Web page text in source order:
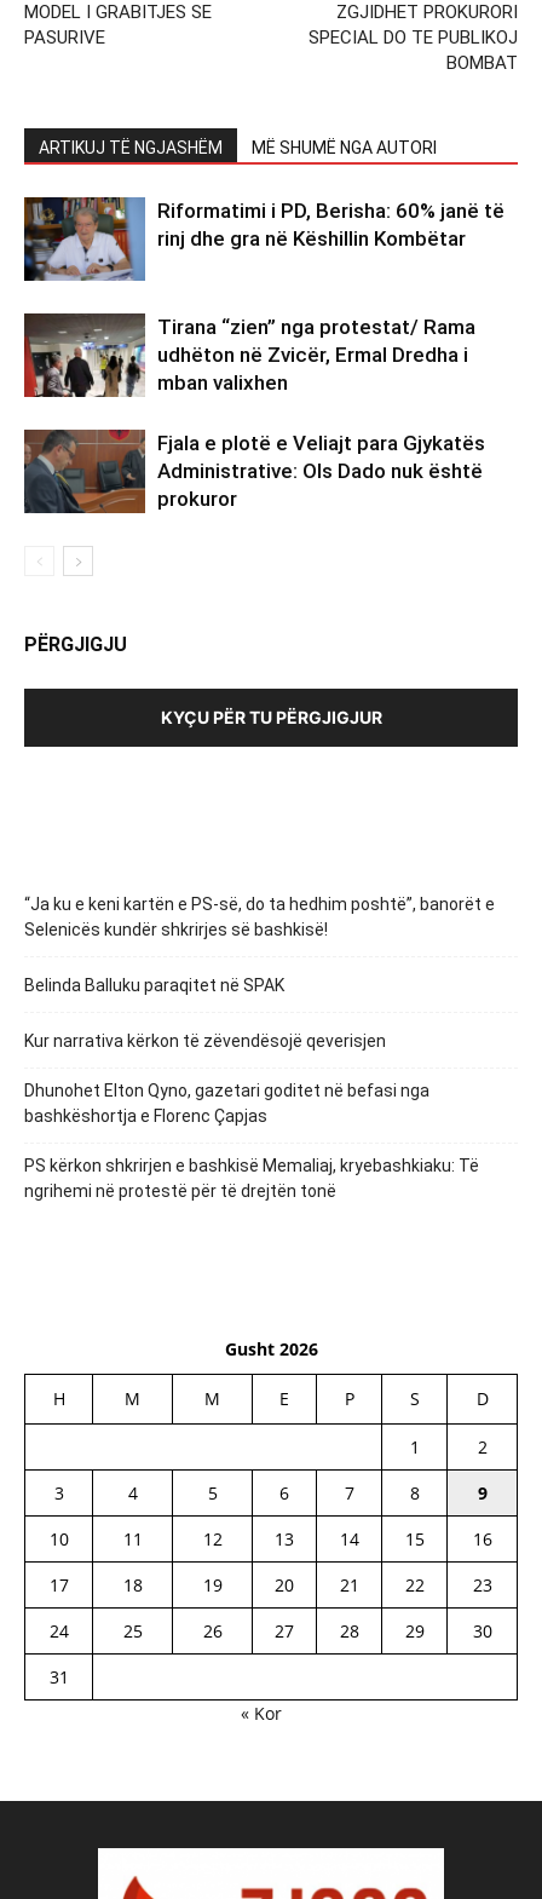
MODEL I GRABITJES SE
PASURIVE
ZGJIDHET PROKURORI
SPECIAL DO TE PUBLIKOJ
BOMBAT
ARTIKUJ TË NGJASHËM MË SHUMË NGA AUTORI
Riformatimi i PD, Berisha: 60% janë të
rinj dhe gra në Këshillin Kombëtar
Tirana “zien” nga protestat/ Rama
udhëton në Zvicër, Ermal Dredha i
mban valixhen
Fjala e plotë e Veliajt para Gjykatës
Administrative: Ols Dado nuk është
prokuror
PËRGJIGJU
KYÇU PËR TU PËRGJIGJUR
“Ja ku e keni kartën e PS-së, do ta hedhim poshtë”, banorët e
Selenicës kundër shkrirjes së bashkisë!
Belinda Balluku paraqitet në SPAK
Kur narrativa kërkon të zëvendësojë qeverisjen
Dhunohet Elton Qyno, gazetari goditet në befasi nga
bashkëshortja e Florenc Çapjas
PS kërkon shkrirjen e bashkisë Memaliaj, kryebashkiaku: Të
ngrihemi në protestë për të drejtën tonë
Gusht 2026
H M M E P S D
1
2
3
4 5 6 7 8
9
10
11 12 13 14 15
16
17
18 19 20 21 22
23
24
25 26 27 28 29
30
31
« Kor